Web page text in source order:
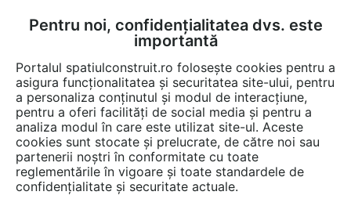
FĂ-ȚI CONT LOGIN
CUM SE FACE
Afla totul despre "Fixare
componente din lemn"
Pentru noi, confidențialitatea dvs. este
importantă
Portalul spatiulconstruit.ro folosește cookies pentru a
asigura funcționalitatea și securitatea site-ului, pentru
a personaliza conținutul și modul de interacțiune,
pentru a oferi facilități de social media și pentru a
analiza modul în care este utilizat site-ul. Aceste
cookies sunt stocate și prelucrate, de către noi sau
partenerii noștri în conformitate cu toate
reglementările în vigoare și toate standardele de
confidențialitate și securitate actuale.